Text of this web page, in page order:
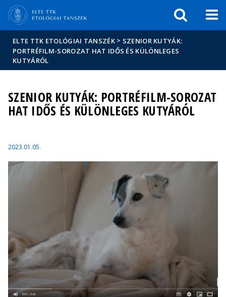
sajtóban
ELTE TTK ETOLÓGIAI TANSZÉK > SZENIOR KUTYÁK:
PORTRÉFILM-SOROZAT HAT IDŐS ÉS KÜLÖNLEGES
KUTYÁRÓL
SZENIOR KUTYÁK: PORTRÉFILM-SOROZAT
HAT IDŐS ÉS KÜLÖNLEGES KUTYÁRÓL
2023.01.05.